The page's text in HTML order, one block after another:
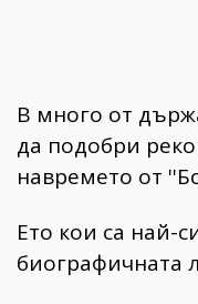
​В много от
да подобри
навремето от
​Ето кои са най-
биографичната